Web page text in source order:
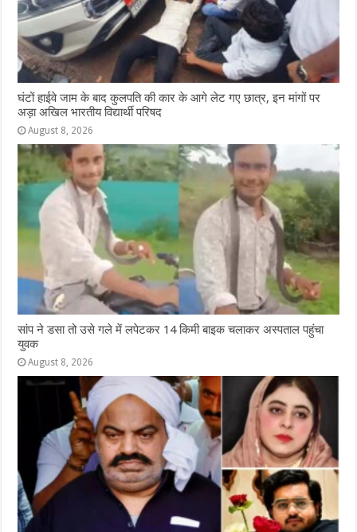
घंटों हाईवे जाम के बाद कुलपति की कार के आगे लेट गए छात्र, इन मांगों पर
अड़ा अखिल भारतीय विद्यार्थी परिषद
August 8, 2026
सांप ने डसा तो उसे गले में लपेटकर 14 किमी बाइक चलाकर अस्पताल पहुंचा
युवक
August 8, 2026